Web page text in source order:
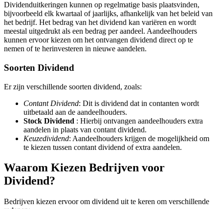
Dividenduitkeringen kunnen op regelmatige basis plaatsvinden,
bijvoorbeeld elk kwartaal of jaarlijks, afhankelijk van het beleid van
het bedrijf. Het bedrag van het dividend kan variëren en wordt
meestal uitgedrukt als een bedrag per aandeel. Aandeelhouders
kunnen ervoor kiezen om het ontvangen dividend direct op te
nemen of te herinvesteren in nieuwe aandelen.
Soorten Dividend
Er zijn verschillende soorten dividend, zoals:
Contant Dividend: Dit is dividend dat in contanten wordt
uitbetaald aan de aandeelhouders.
Stock Dividend : Hierbij ontvangen aandeelhouders extra
aandelen in plaats van contant dividend.
Keuzedividend: Aandeelhouders krijgen de mogelijkheid om
te kiezen tussen contant dividend of extra aandelen.
Waarom Kiezen Bedrijven voor
Dividend?
Bedrijven kiezen ervoor om dividend uit te keren om verschillende